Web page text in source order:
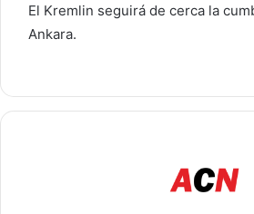
El Kremlin seguirá de cerca la
Ankara.